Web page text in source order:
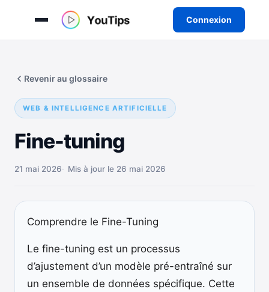
Connexion
contenu
WEB & INTELLIGENCE ARTIFICIELLE
Fine-tuning
Revenir au glossaire
21 mai 2026 Mis à jour le 26 mai 2026
Comprendre le Fine-Tuning
Le fine-tuning est un processus
d’ajustement d’un modèle pré-entraîné sur
un ensemble de données spécifique. Cette